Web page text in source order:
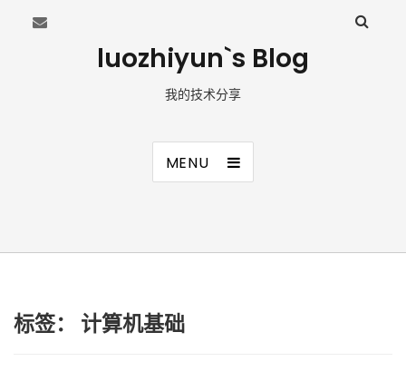
luozhiyun`s Blog
我的技术分享
MENU
标签： 计算机基础